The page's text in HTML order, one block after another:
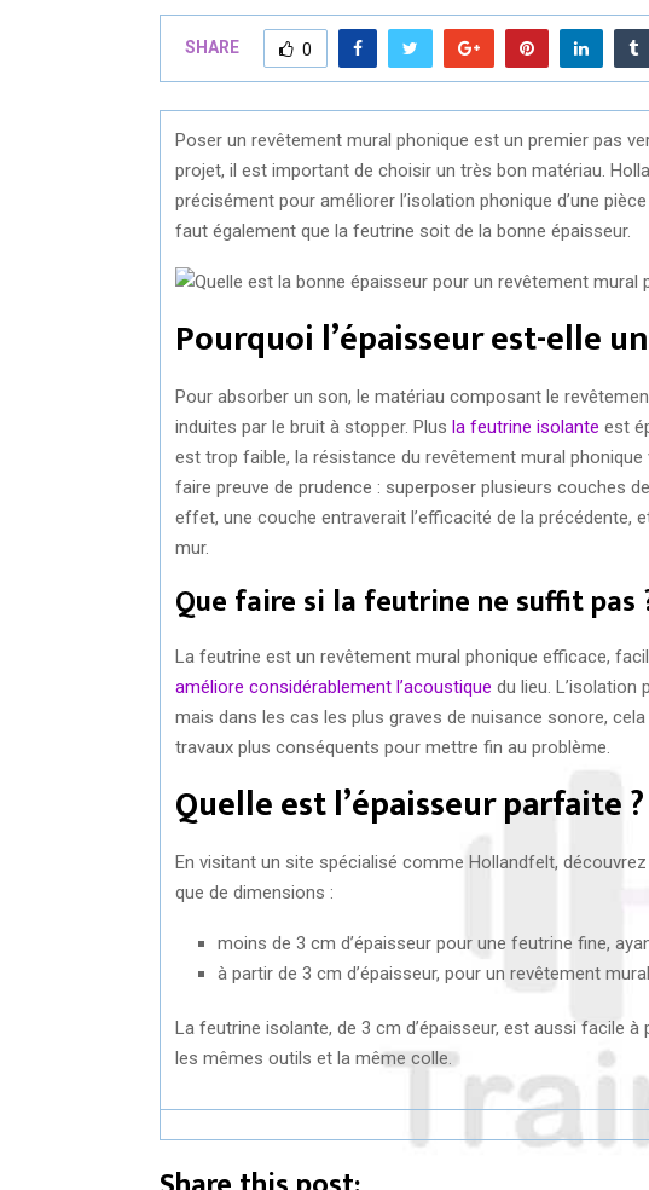
SHARE 0
Poser un revêtement mural phonique est un premier pas
projet, il est important de choisir un très bon matériau.
précisément pour améliorer l’isolation phonique d’une
faut également que la feutrine soit de la bonne épaisseur.
Pourquoi l’épaisseur est-elle
Pour absorber un son, le matériau composant le
induites par le bruit à stopper. Plus la feutrine isolante est
est trop faible, la résistance du revêtement mural
faire preuve de prudence : superposer plusieurs couches
effet, une couche entraverait l’efficacité de la précédente,
mur.
Que faire si la feutrine ne suffit pas
La feutrine est un revêtement mural phonique efficace,
améliore considérablement l’acoustique du lieu.
mais dans les cas les plus graves de nuisance sonore,
travaux plus conséquents pour mettre fin au problème.
Quelle est l’épaisseur parfaite ?
En visitant un site spécialisé comme Hollandfelt,
que de dimensions :
moins de 3 cm d’épaisseur pour une feutrine fine,
à partir de 3 cm d’épaisseur, pour un revêtement
La feutrine isolante, de 3 cm d’épaisseur, est aussi facile
les mêmes outils et la même colle.